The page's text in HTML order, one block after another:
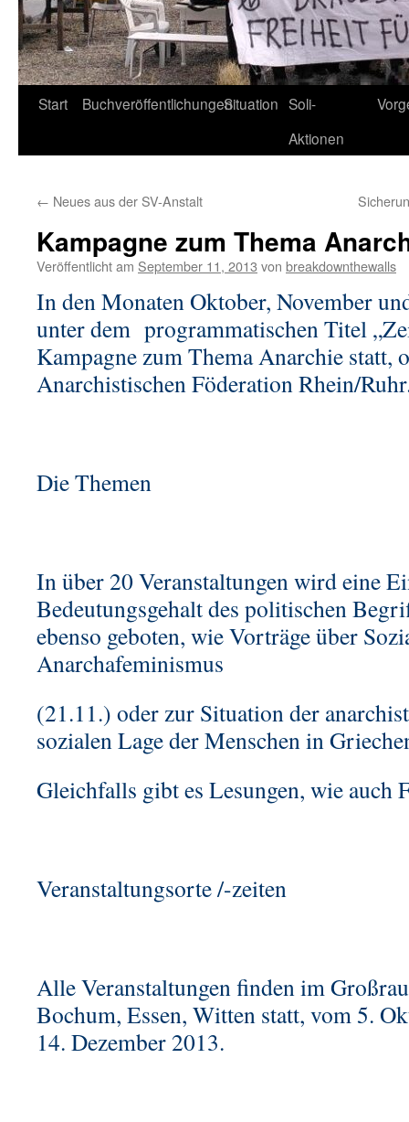
Start BuchveröffentlichungenSituation Soli-
Aktionen
← Neues aus der SV-Anstalt
Kampagne zum Thema
Veröffentlicht am September 11, 2013 von breakdownthewalls
In den Monaten Oktober, November
unter dem programmatischen Titel
Kampagne zum Thema Anarchie statt,
Anarchistischen Föderation Rhein/
Die Themen
In über 20 Veranstaltungen wird eine
Bedeutungsgehalt des politischen
ebenso geboten, wie Vorträge über
Anarchafeminismus
(21.11.) oder zur Situation der
sozialen Lage der Menschen in
Gleichfalls gibt es Lesungen, wie auch
Veranstaltungsorte /-zeiten
Alle Veranstaltungen finden im
Bochum, Essen, Witten statt, vom 5.
14. Dezember 2013.